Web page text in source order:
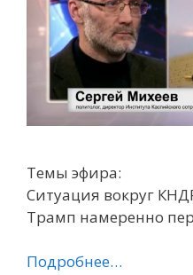
Темы эфира:
Ситуация вокруг
Трамп намеренно
Подробнее…